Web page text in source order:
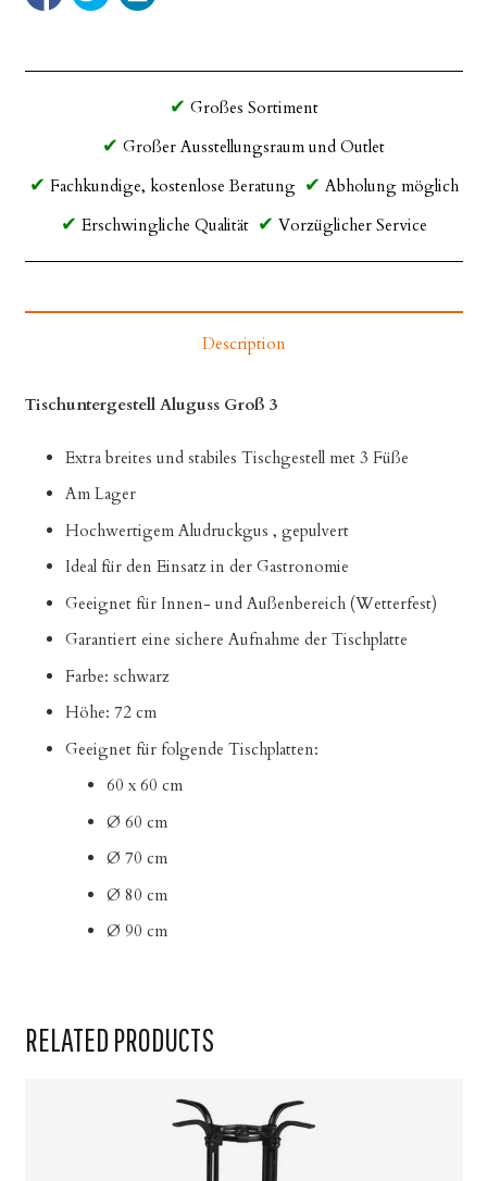
Großes Sortiment
Großer Ausstellungsraum und Outlet
Fachkundige, kostenlose Beratung
Abholung möglich
Erschwingliche Qualität
Vorzüglicher Service
Description
Tischuntergestell Aluguss Groß 3
Extra breites und stabiles Tischgestell met 3 Füße
Am Lager
Hochwertigem Aludruckgus , gepulvert
Ideal für den Einsatz in der Gastronomie
Geeignet für Innen- und Außenbereich (Wetterfest)
Garantiert eine sichere Aufnahme der Tischplatte
Farbe: schwarz
Höhe: 72 cm
Geeignet für folgende Tischplatten:
60 x 60 cm
Ø 60 cm
Ø 70 cm
Ø 80 cm
Ø 90 cm
RELATED PRODUCTS